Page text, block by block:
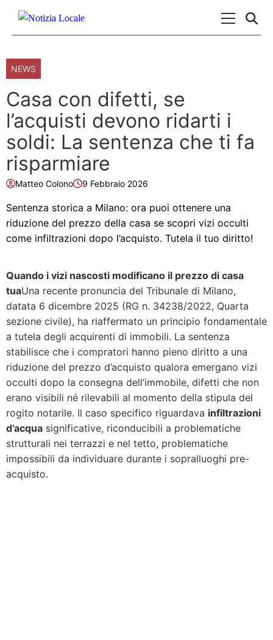
NEWS
Casa con difetti, se
l’acquisti devono ridarti i
soldi: La sentenza che ti fa
risparmiare
Matteo Colono 9 Febbraio 2026
Sentenza storica a Milano: ora puoi ottenere una
riduzione del prezzo della casa se scopri vizi occulti
come infiltrazioni dopo l’acquisto. Tutela il tuo diritto!
Quando i vizi nascosti modificano il prezzo di casa
tuaUna recente pronuncia del Tribunale di Milano,
datata 6 dicembre 2025 (RG n. 34238/2022, Quarta
sezione civile), ha riaffermato un principio fondamentale
a tutela degli acquirenti di immobili. La sentenza
stabilisce che i compratori hanno pieno diritto a una
riduzione del prezzo d’acquisto qualora emergano vizi
occulti dopo la consegna dell’immobile, difetti che non
erano visibili né rilevabili al momento della stipula del
rogito notarile. Il caso specifico riguardava infiltrazioni
d’acqua significative, riconducibili a problematiche
strutturali nei terrazzi e nel tetto, problematiche
impossibili da individuare durante i sopralluoghi pre-
acquisto.